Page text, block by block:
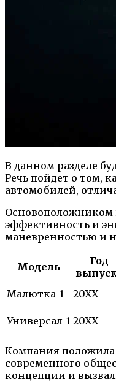
В данном разделе
Речь пойдет о том,
автомобилей,
Основоположником
эффективность и
маневренностью и
Модель
Год
Малютка-1 20XX
Универсал-1 20XX
Компания положила
современного
концепции и